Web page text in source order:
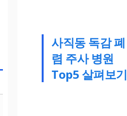
사직동 독감 폐
렴 주사 병원
Top5 살펴보기